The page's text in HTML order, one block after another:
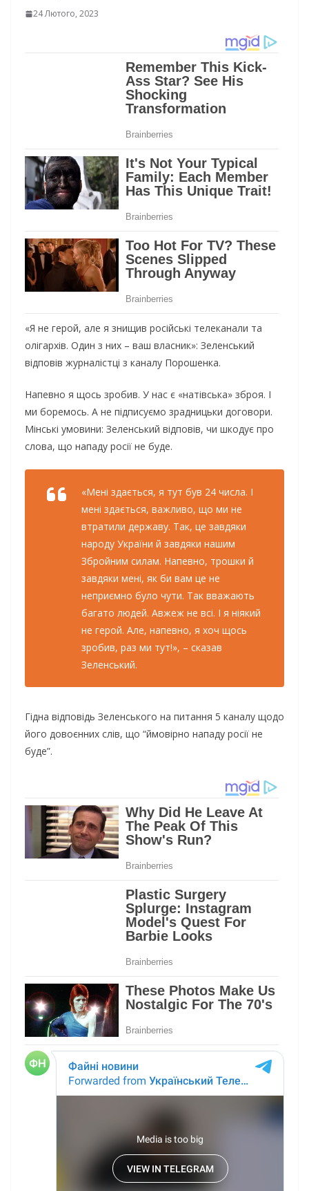
24 Лютого, 2023
«Я не герой, але я знищив російські телеканали та
олігархів. Один з них – ваш власник»: Зеленський
відповів журналістці з каналу Порошенка.
Напевно я щось зробив. У нас є «натівська» зброя. І
ми боремось. А не підписуємо зрадницьки договори.
Мінські умовини: Зеленський відповів, чи шкодує про
слова, що нападу росії не буде.
«Мені здається, я тут був 24 числа. І
мені здається, важливо, що ми не
втратили державу. Так, це завдяки
народу України й завдяки нашим
Збройним силам. Напевно, трошки й
завдяки мені, як би вам це не
неприємно було чути. Так вважають
багато людей. Авжеж не всі. І я ніякий
не герой. Але, напевно, я хоч щось
зробив, раз ми тут!», – сказав
Зеленський.
Гідна відповідь Зеленського на питання 5 каналу щодо
його довоєнних слів, що “ймовірно нападу росії не
буде”.